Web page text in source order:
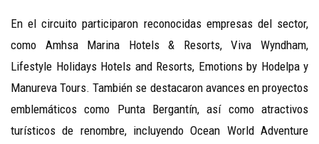
En el circuito participaron reconocidas empresas del sector,
como Amhsa Marina Hotels & Resorts, Viva Wyndham,
Lifestyle Holidays Hotels and Resorts, Emotions by Hodelpa y
Manureva Tours. También se destacaron avances en proyectos
emblemáticos como Punta Bergantín, así como atractivos
turísticos de renombre, incluyendo Ocean World Adventure